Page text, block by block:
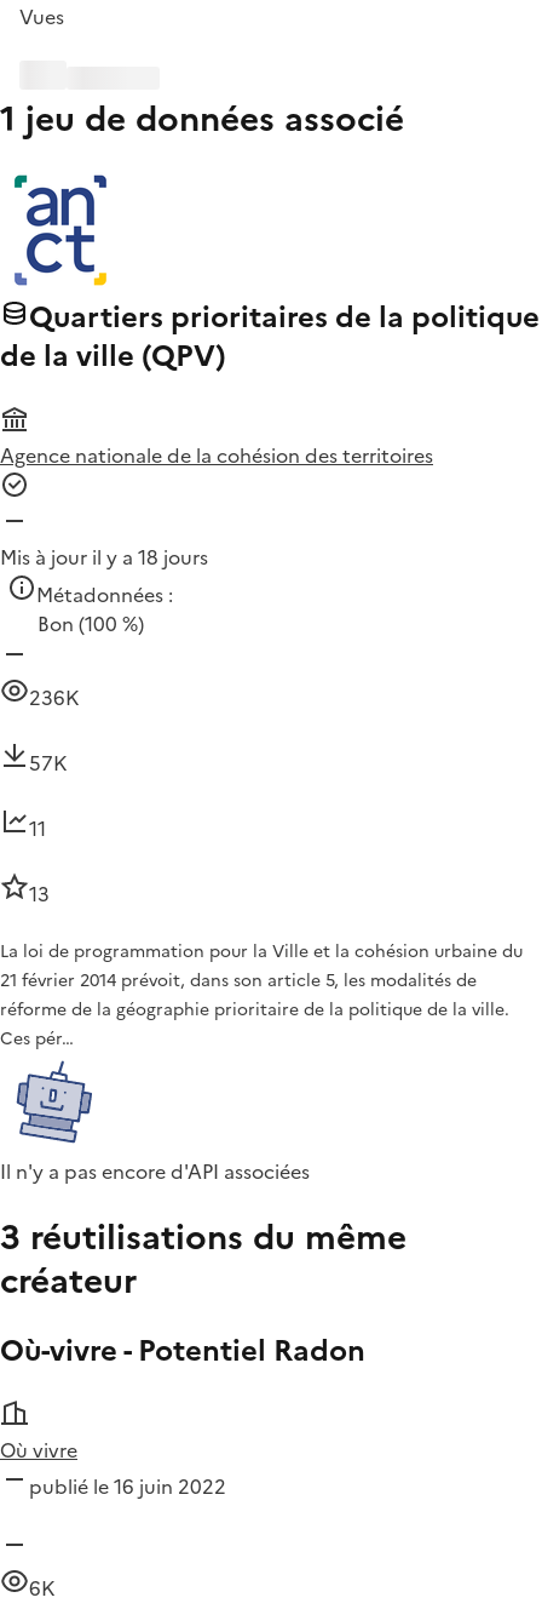
Vues
1 jeu de données associé
Quartiers prioritaires de la politique
de la ville (QPV)
Agence nationale de la cohésion des territoires
Mis à jour il y a 18 jours
Métadonnées :
Bon (100 %)
236K
57K
11
13
La loi de programmation pour la Ville et la cohésion urbaine du
21 février 2014 prévoit, dans son article 5, les modalités de
réforme de la géographie prioritaire de la politique de la ville.
Ces pér…
Il n'y a pas encore d'API associées
3 réutilisations du même
créateur
Où-vivre - Potentiel Radon
Où vivre
publié le 16 juin 2022
6K